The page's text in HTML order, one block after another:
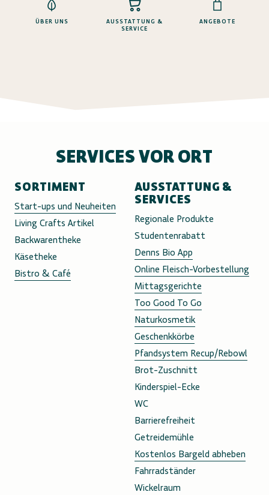
ÜBER UNS
AUSSTATTUNG &
SERVICE
ANGEBOTE
SERVICES VOR ORT
SORTIMENT
Start-ups und Neuheiten
Living Crafts Artikel
Backwarentheke
Käsetheke
Bistro & Café
AUSSTATTUNG &
SERVICES
Regionale Produkte
Studentenrabatt
Denns Bio App
Online Fleisch-Vorbestellung
Mittagsgerichte
Too Good To Go
Naturkosmetik
Geschenkkörbe
Pfandsystem Recup/Rebowl
Brot-Zuschnitt
Kinderspiel-Ecke
WC
Barrierefreiheit
Getreidemühle
Kostenlos Bargeld abheben
Fahrradständer
Wickelraum